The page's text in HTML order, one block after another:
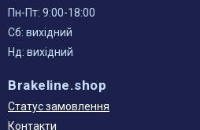
Пн-Пт: 9:00-18:00
Сб: вихідний
Нд: вихідний
Brakeline.shop
Статус замовлення
Контакти